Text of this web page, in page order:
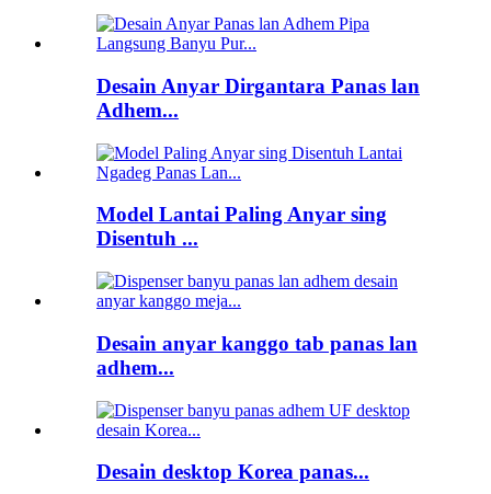
Desain Anyar Dirgantara Panas lan
Adhem...
Model Lantai Paling Anyar sing
Disentuh ...
Desain anyar kanggo tab panas lan
adhem...
Desain desktop Korea panas...